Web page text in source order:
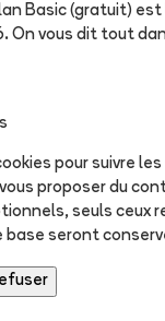
Basic (gratuit)
On vous dit tout
pour suivre
proposer du
seuls ceux
seront